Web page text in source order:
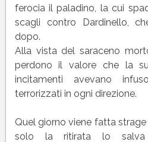
ferocia il paladino, la cui
scagli contro Dardinello,
dopo.
Alla vista del saraceno
perdono il valore che la
incitamenti avevano
terrorizzati in ogni direzione.
Quel giorno viene fatta strage
solo la ritirata lo